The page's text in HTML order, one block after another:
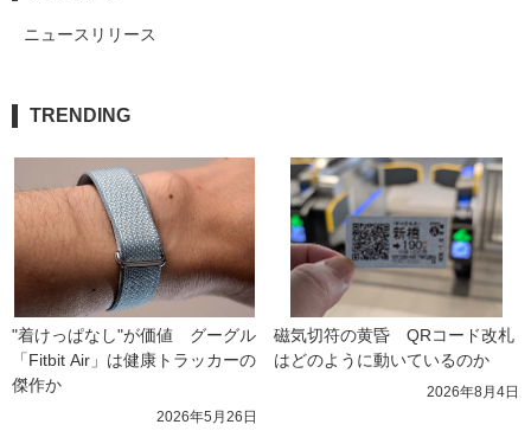
ニュースリリース
TRENDING
"着けっぱなし"が価値　グーグル
「Fitbit Air」は健康トラッカーの
傑作か
2026年5月26日
磁気切符の黄昏　QRコード改札
はどのように動いているのか
2026年8月4日